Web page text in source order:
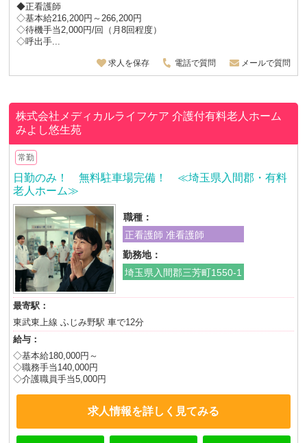
◆正看護師
◇基本給216,200円～266,200円
◇待機手当2,000円/回（月8回程度）
◇呼出手...
求人を保存 電話で質問 メールで質問
株式会社メディカルライフケア介護付有料老人ホーム
みよし悠生苑
常勤
日勤のみ！ 無料駐車場完備！ ≪埼玉県入間郡・有料
老人ホーム≫
職種：
正看護師 准看護師
勤務地：
埼玉県入間郡三芳町1550-1
最寄駅：
東武東上線 ふじみ野駅 車で12分
給与：
◇基本給180,000円～
◇職務手当140,000円
◇介護職員手当5,000円
求人情報を詳しく見てみる